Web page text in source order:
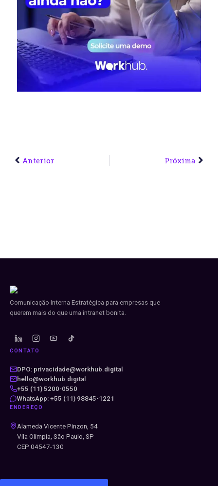
Anterior Próxima
Comunicação Interna Estratégica para empresas que
querem mais do que uma intranet bonita.
CONTATO
DPO: privacidade@workhub.digital
hello@workhub.digital
+55 (11) 5200-0550
WhatsApp: +55 (11) 98845-1221
ENDEREÇO
Alameda Vicente Pinzon, 54
Vila Olímpia, São Paulo, SP
CEP 04547-130